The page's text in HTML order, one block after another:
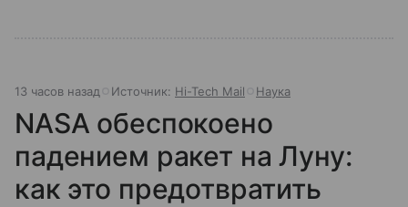
13 часов назад Источник: Hi-Tech Mail Наука
NASA обеспокоено
падением ракет на Луну:
как это предотвратить